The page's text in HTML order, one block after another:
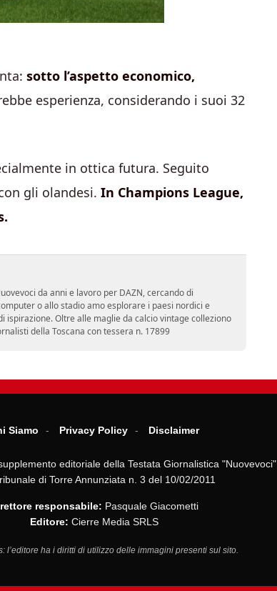
sotto l’aspetto economico,
esperienza, considerando i suoi 32
in ottica futura. Seguito
gli olandesi. In Champions League,
da anni e lavoro per DAZN, cercando di
o allo stadio amo esplorare i paesi nordici e
Oltre alle maglie da calcio vintage colleziono
della Toscana con tessera n. 17899
Siamo Privacy Policy Disclaimer
editoriale della Testata Giornalistica "Nuovevoci"
di Torre Annunziata n. 3 del 10/02/2011
responsabile: Pasquale Giacometti
Editore: Cierre Media SRLS
l’editore ha i diritti di utilizzo delle immagini presenti sul sito.